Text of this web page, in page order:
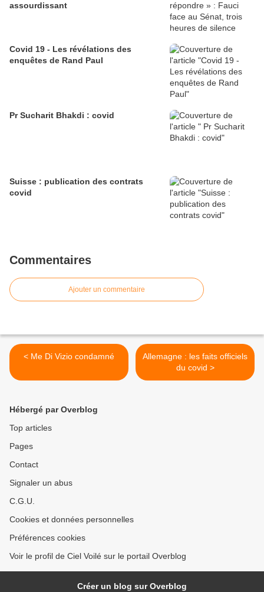
assourdissant
Covid 19 - Les révélations des
enquêtes de Rand Paul
Pr Sucharit Bhakdi : covid
Suisse : publication des contrats
covid
Commentaires
Ajouter un commentaire
< Me Di Vizio condamné
Allemagne : les faits officiels
du covid >
Hébergé par Overblog
Top articles
Pages
Contact
Signaler un abus
C.G.U.
Cookies et données personnelles
Préférences cookies
Voir le profil de Ciel Voilé sur le portail Overblog
Créer un blog sur Overblog